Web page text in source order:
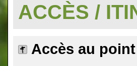
ACCÈS /
Accès au